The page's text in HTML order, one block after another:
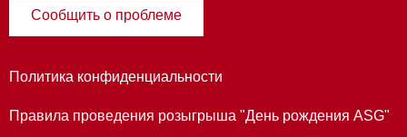
Сообщить о проблеме
Политика конфиденциальности
Правила проведения розыгрыша "День рождения ASG"